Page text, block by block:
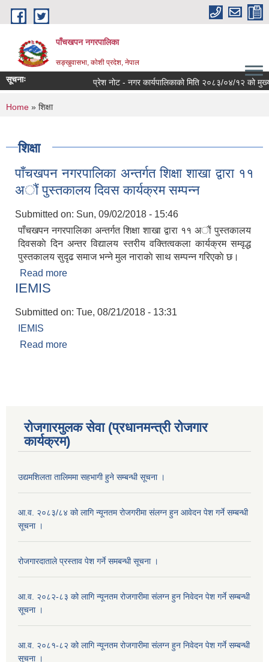
Skip to main content
पाँचखपन नगरपालिका
सङ्खु‍वासभा, कोशी प्रदेश, नेपाल
सूचनाः प्रेश नोट - नगर कार्यपालिकाको मिति २०८३/०४/१२ को मुख्य
You are here
Home » शिक्षा
शिक्षा
पाँचखपन नगरपालिका अन्तर्गत शिक्षा शाखा द्वारा ११
अाैं पुस्तकालय दिवस कार्यक्रम सम्पन्न
Submitted on: Sun, 09/02/2018 - 15:46
पाँचखपन नगरपालिका अन्तर्गत शिक्षा शाखा द्वारा ११ अाैं पुस्तकालय
दिवसकाे दिन अन्तर विद्यालय स्तरीय वक्तित्वकला कार्यक्रम सम्वृद्ध
पुस्तकालय सुदृढ समाज भन्ने मुल नाराकाे साथ सम्पन्न गरिएकाे छ।
Read more
IEMIS
Submitted on: Tue, 08/21/2018 - 13:31
IEMIS
Read more
रोजगारमुलक सेवा (प्रधानमन्त्री रोजगार
कार्यक्रम)
उद्यमशिलता तालिममा सहभागी हुने सम्बन्धी सूचना ।
आ.व. २०८३/८४ को लागि न्यूनतम रोजगरीमा संलग्न हुन आवेदन पेश गर्ने सम्बन्धी
सूचना ।
रोजगारदाताले प्रस्ताव पेश गर्ने समबन्धी सूचना ।
आ.व. २०८२-८३ को लागि न्यूनतम रोजगारीमा संलग्न हुन निवेदन पेश गर्ने सम्बन्धी
सूचना ।
आ.व. २०८१-८२ को लागि न्यूनतम रोजगारीमा संलग्न हुन निवेदन पेश गर्ने सम्बन्धी
सूचना ।